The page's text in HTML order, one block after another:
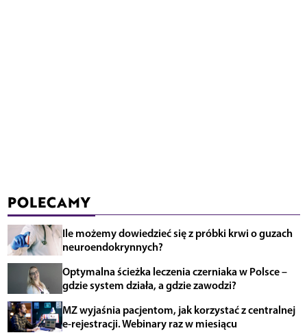
POLECAMY
Ile możemy dowiedzieć się z próbki krwi o guzach
neuroendokrynnych?
Optymalna ścieżka leczenia czerniaka w Polsce –
gdzie system działa, a gdzie zawodzi?
MZ wyjaśnia pacjentom, jak korzystać z centralnej
e-rejestracji. Webinary raz w miesiącu